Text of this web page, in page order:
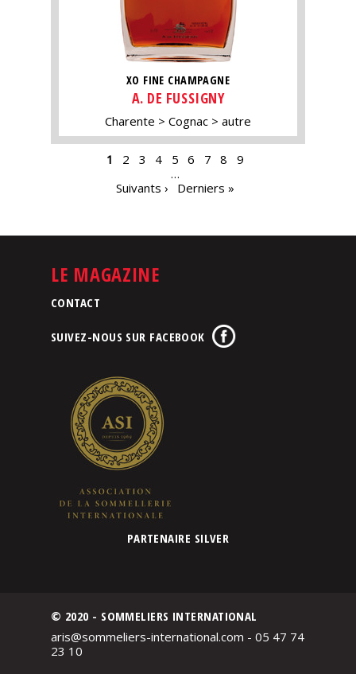
XO FINE CHAMPAGNE
A. DE FUSSIGNY
Charente Cognac autre
1 2 3 4 5 6 7 8
9
…
Suivants ›
Derniers »
LE MAGAZINE
CONTACT
SUIVEZ-NOUS SUR FACEBOOK
PARTENAIRE SILVER
© 2020 - SOMMELIERS INTERNATIONAL
aris@sommeliers-international.com - 05 47 74
23 10